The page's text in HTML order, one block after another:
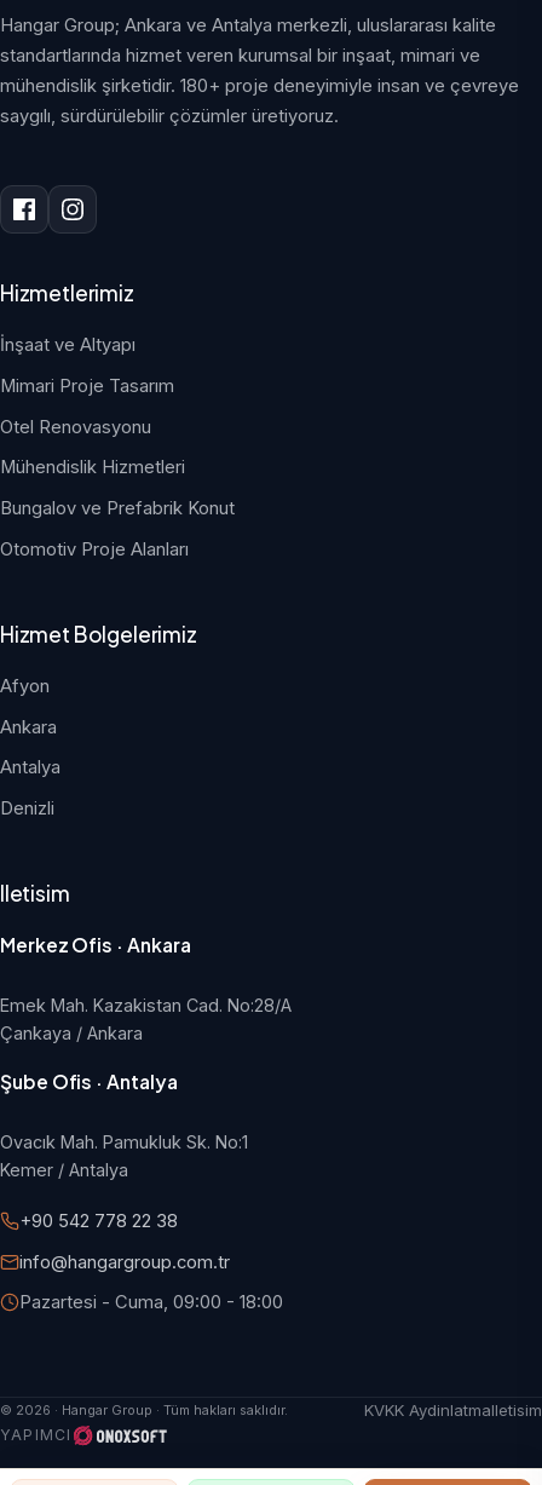
Hangar Group; Ankara ve Antalya merkezli, uluslararası kalite
standartlarında hizmet veren kurumsal bir inşaat, mimari ve
mühendislik şirketidir. 180+ proje deneyimiyle insan ve çevreye
saygılı, sürdürülebilir çözümler üretiyoruz.
Hizmetlerimiz
İnşaat ve Altyapı
Mimari Proje Tasarım
Otel Renovasyonu
Mühendislik Hizmetleri
Bungalov ve Prefabrik Konut
Otomotiv Proje Alanları
Hizmet Bolgelerimiz
Afyon
Ankara
Antalya
Denizli
Iletisim
Merkez Ofis · Ankara
Emek Mah. Kazakistan Cad. No:28/A
Çankaya / Ankara
Şube Ofis · Antalya
Ovacık Mah. Pamukluk Sk. No:1
Kemer / Antalya
+90 542 778 22 38
info@hangargroup.com.tr
Pazartesi - Cuma, 09:00 - 18:00
© 2026 · Hangar Group · Tüm hakları saklıdır. KVKK AydinlatmaIletisim
YAPIMCI